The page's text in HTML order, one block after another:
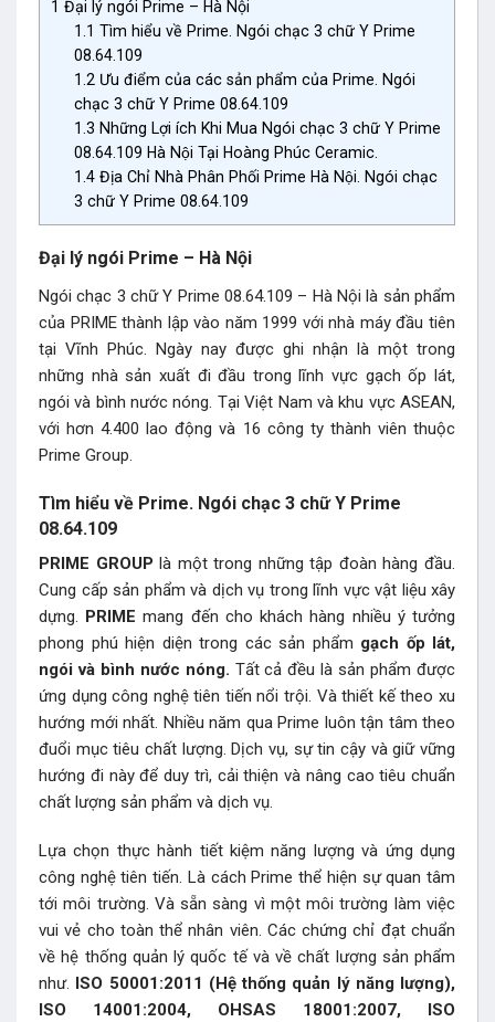
1 Đại lý ngói Prime – Hà Nội
1.1 Tìm hiểu về Prime. Ngói chạc 3 chữ Y Prime
08.64.109
1.2 Ưu điểm của các sản phẩm của Prime. Ngói
chạc 3 chữ Y Prime 08.64.109
1.3 Những Lợi ích Khi Mua Ngói chạc 3 chữ Y Prime
08.64.109 Hà Nội Tại Hoàng Phúc Ceramic.
1.4 Địa Chỉ Nhà Phân Phối Prime Hà Nội. Ngói chạc
3 chữ Y Prime 08.64.109
Đại lý ngói Prime – Hà Nội
Ngói chạc 3 chữ Y Prime 08.64.109 – Hà Nội là sản phẩm
của PRIME thành lập vào năm 1999 với nhà máy đầu tiên
tại Vĩnh Phúc. Ngày nay được ghi nhận là một trong
những nhà sản xuất đi đầu trong lĩnh vực gạch ốp lát,
ngói và bình nước nóng. Tại Việt Nam và khu vực ASEAN,
với hơn 4.400 lao động và 16 công ty thành viên thuộc
Prime Group.
Tìm hiểu về Prime. Ngói chạc 3 chữ Y Prime
08.64.109
PRIME GROUP là một trong những tập đoàn hàng đầu.
Cung cấp sản phẩm và dịch vụ trong lĩnh vực vật liệu xây
dựng. PRIME mang đến cho khách hàng nhiều ý tưởng
phong phú hiện diện trong các sản phẩm gạch ốp lát,
ngói và bình nước nóng. Tất cả đều là sản phẩm được
ứng dụng công nghệ tiên tiến nổi trội. Và thiết kế theo xu
hướng mới nhất. Nhiều năm qua Prime luôn tận tâm theo
đuổi mục tiêu chất lượng. Dịch vụ, sự tin cậy và giữ vững
hướng đi này để duy trì, cải thiện và nâng cao tiêu chuẩn
chất lượng sản phẩm và dịch vụ.
Lựa chọn thực hành tiết kiệm năng lượng và ứng dụng
công nghệ tiên tiến. Là cách Prime thể hiện sự quan tâm
tới môi trường. Và sẵn sàng vì một môi trường làm việc
vui vẻ cho toàn thể nhân viên. Các chứng chỉ đạt chuẩn
về hệ thống quản lý quốc tế và về chất lượng sản phẩm
như. ISO 50001:2011 (Hệ thống quản lý năng lượng),
ISO 14001:2004, OHSAS 18001:2007, ISO